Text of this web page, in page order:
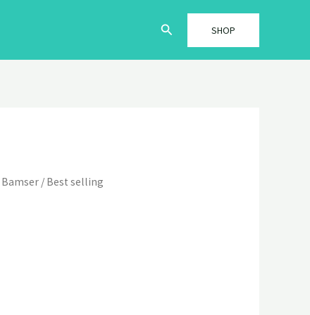
Søg SHOP
Bamser / Best selling